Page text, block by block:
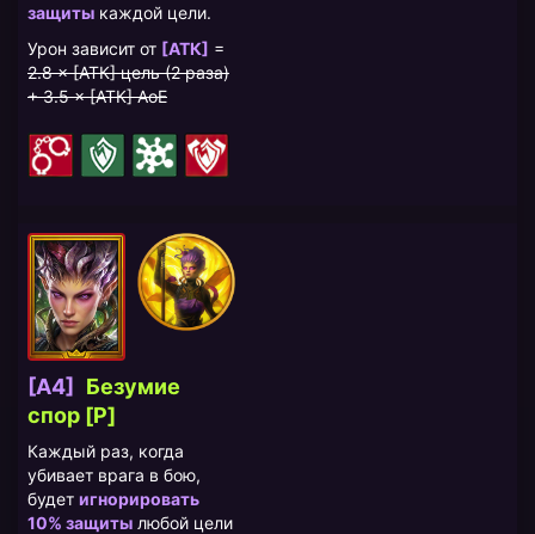
защиты каждой цели.
Урон зависит от [АТК] =
2.8 × [АТК] цель (2 раза)
+ 3.5 × [АТК] AoE
[A4] Безумие
спор [P]
Каждый раз, когда
убивает врага в бою,
будет игнорировать
10% защиты любой цели